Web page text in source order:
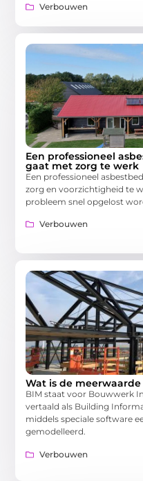
Verbouwen
Een professioneel
gaat met zorg te werk
Een professioneel
zorg en voorzichtigheid te
probleem snel opgelost
Verbouwen
Wat is de
BIM staat voor Bouwwerk
vertaald als Building
middels speciale software
gemodelleerd.
Verbouwen